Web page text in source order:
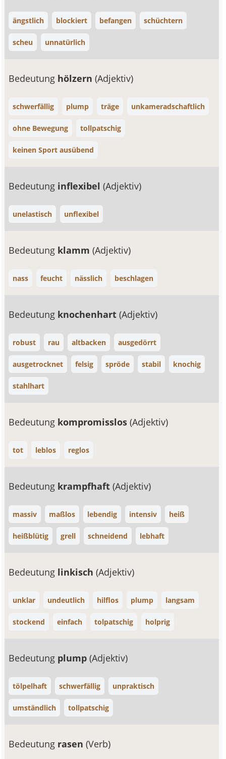
ängstlich blockiert befangen schüchtern
scheu unnatürlich
Bedeutung hölzern(Adjektiv)
schwerfällig plump träge unkameradschaftlich
ohne Bewegung tollpatschig
keinen Sport ausübend
Bedeutung inflexibel(Adjektiv)
unelastisch unflexibel
Bedeutung klamm(Adjektiv)
nass feucht nässlich beschlagen
Bedeutung knochenhart(Adjektiv)
robust rau altbacken ausgedörrt
ausgetrocknet felsig spröde stabil knochig
stahlhart
Bedeutung kompromisslos(Adjektiv)
tot leblos reglos
Bedeutung krampfhaft(Adjektiv)
massiv maßlos lebendig intensiv heiß
heißblütig grell schneidend lebhaft
Bedeutung linkisch(Adjektiv)
unklar undeutlich hilflos plump langsam
stockend einfach tolpatschig holprig
Bedeutung plump(Adjektiv)
tölpelhaft schwerfällig unpraktisch
umständlich tollpatschig
Bedeutung rasen(Verb)